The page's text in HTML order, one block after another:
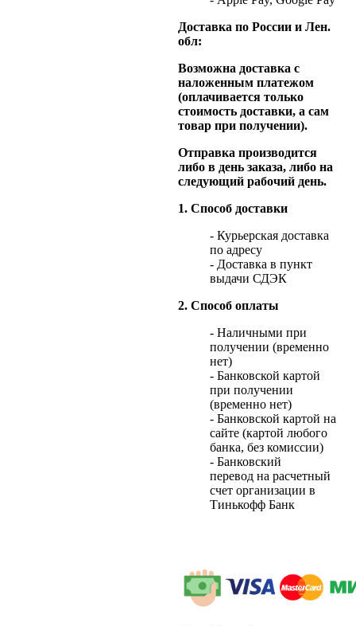
Доставка по России и Лен.
обл:
Возможна доставка с
наложенным платежом
(оплачивается только
стоимость доставки, а сам
товар при получении).
Отправка производится
либо в день заказа, либо на
следующий рабочий день.
1. Способ доставки
- Курьерская доставка
по адресу
- Доставка в пункт
выдачи СДЭК
2. Способ оплаты
- Наличными при
получении (временно
нет)
- Банковской картой
при получении
(временно нет)
- Банковской картой на
сайте (картой любого
банка, без комиссии)
- Банковский
перевод на расчетный
счет организации в
Тинькофф Банк